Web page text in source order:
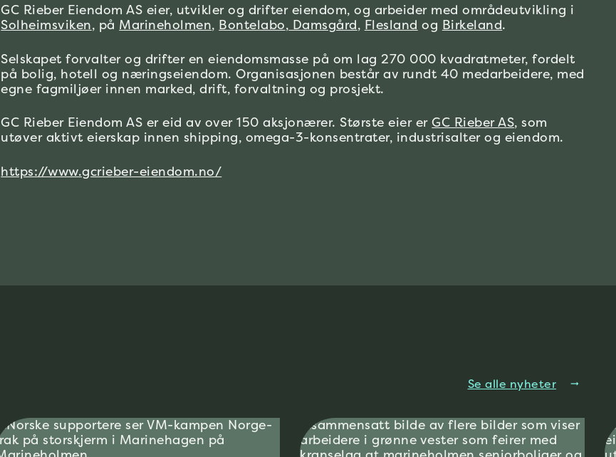
GC Rieber Eiendom AS eier, utvikler og drifter eiendom, og arbeider med områdeutvikling i
Solheimsviken, på Marineholmen, Bontelabo, Damsgård, Flesland og Birkeland.
Selskapet forvalter og drifter en eiendomsmasse på om lag 270 000 kvadratmeter, fordelt
på bolig, hotell og næringseiendom. Organisasjonen består av rundt 40 medarbeidere, med
egne fagmiljøer innen marked, drift, forvaltning og prosjekt.
GC Rieber Eiendom AS er eid av over 150 aksjonærer. Største eier erGC Rieber AS, som
utøver aktivt eierskap innen shipping, omega-3-konsentrater, industrisalter og eiendom.
https://www.gcrieber-eiendom.no/
arrow_right_alt
Se alle nyheter